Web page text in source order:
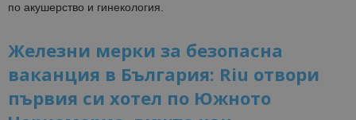
по акушерство и гинекология.
Железни мерки за безопасна
ваканция в България: Riu отвори
първия си хотел по Южното